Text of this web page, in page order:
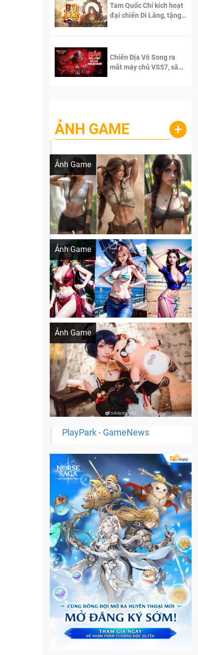
Tam Quốc Chí kích hoạt
đại chiến Di Lăng, tặng
Chiến Địa Vô Song ra
mắt máy chủ VS57, sân
ẢNH GAME +
Ảnh Game
Lala Croft vừa nóng vừa xinh dưới nét vẽ
Ảnh Game
Khi AI Cosplay gái đẹp One Piece
Ảnh Game
Cosplay Xiangling siêu cute
PlayPark - GameNews